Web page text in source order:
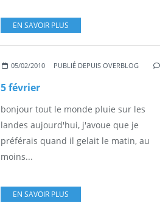
EN SAVOIR PLUS
05/02/2010 PUBLIÉ DEPUIS OVERBLOG
5 février
bonjour tout le monde pluie sur les
landes aujourd'hui, j'avoue que je
préférais quand il gelait le matin, au
moins...
EN SAVOIR PLUS